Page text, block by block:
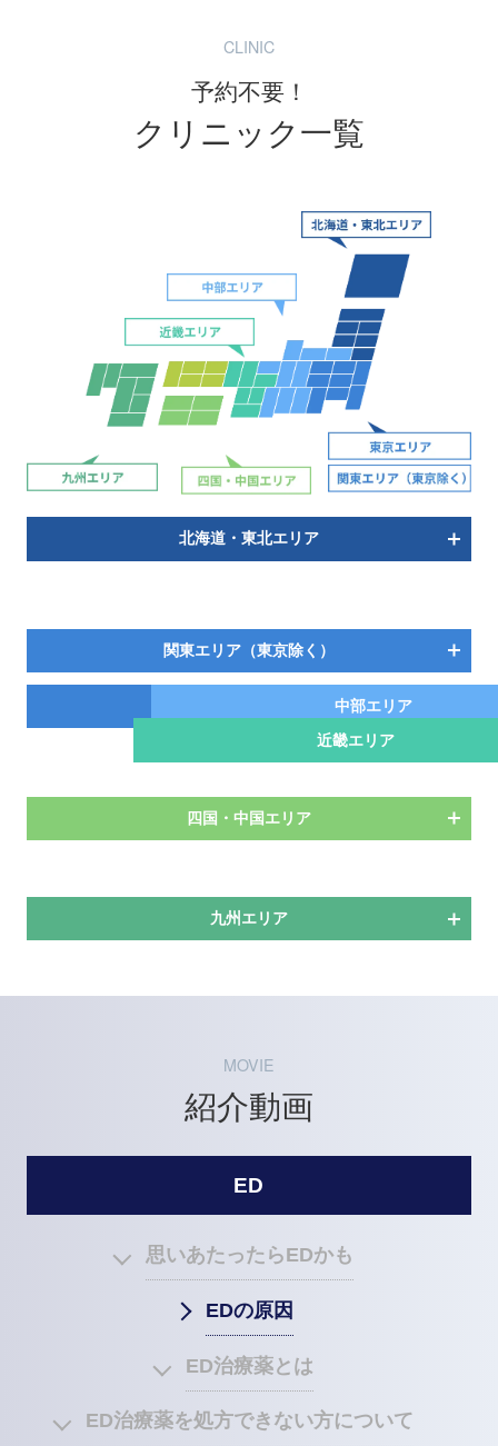
CLINIC
予約不要！
クリニック一覧
関東エリア（東京除く）
北海道・東北エリア
中部エリア
近畿エリア
四国・中国エリア
九州エリア
MOVIE
紹介動画
ED
思いあたったらEDかも
EDの原因
ED治療薬とは
ED治療薬を処方できない方について